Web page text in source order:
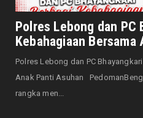
Senator Leni
Prabowo Apresiasi
Polres Lebong dan PC
Kebahagiaan Bersama
Polres Lebong dan PC
Anak Panti Asuhan
rangka men...